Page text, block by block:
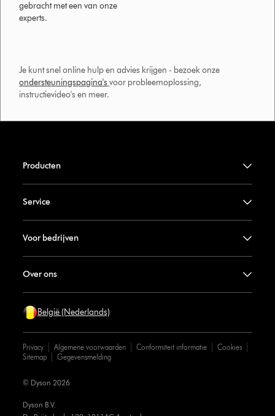
gebracht met een van onze
experts.
Je kunt snel online hulp en advies krijgen - bezoek onze
ondersteuningspagina's voor probleemoplossing,
instructievideo's en meer.
Producten
Service
Voor bedrijven
Over ons
België (Nederlands)
Privacy Algemene voorwaarden Conformiteit informatie
Cookies
Sitemap
Gegevensmelding
Dyson B.V.
© Dyson 2026